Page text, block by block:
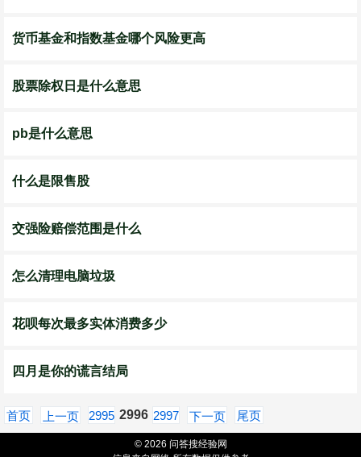
货币基金和指数基金哪个风险更高
股票除权日是什么意思
pb是什么意思
什么是限售股
交强险赔偿范围是什么
怎么清理电脑垃圾
花呗每次最多实体消费多少
四月是你的谎言结局
首页 上一页 2995 2996 2997 下一页 尾页
© 2026 问答搜经验网